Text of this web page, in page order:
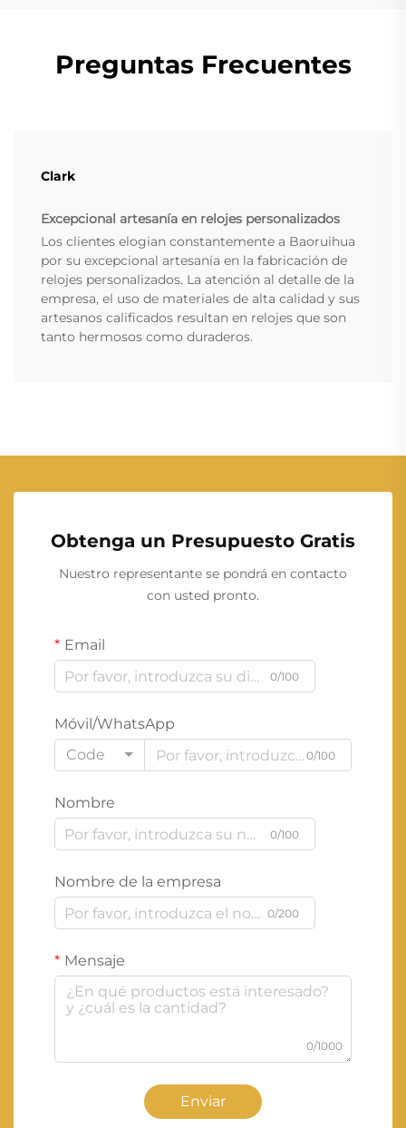
Preguntas Frecuentes
Clark
Excepcional artesanía en relojes personalizados
Los clientes elogian constantemente a Baoruihua
por su excepcional artesanía en la fabricación de
relojes personalizados. La atención al detalle de la
empresa, el uso de materiales de alta calidad y sus
artesanos calificados resultan en relojes que son
tanto hermosos como duraderos.
Obtenga un Presupuesto Gratis
Nuestro representante se pondrá en contacto
con usted pronto.
Email
0/100
Móvil/WhatsApp
Code
0/100
Nombre
0/100
Nombre de la empresa
0/200
Mensaje
0/1000
Enviar